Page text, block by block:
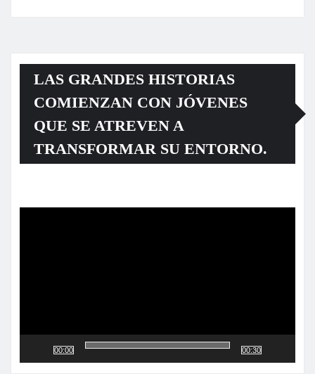
LAS GRANDES HISTORIAS
COMIENZAN CON JÓVENES
QUE SE ATREVEN A
TRANSFORMAR SU ENTORNO.
00:00 00:30